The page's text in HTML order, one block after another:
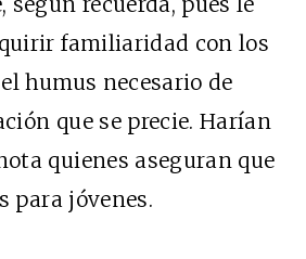
familiaridad con los
humus necesario de
que se precie. Harían
quienes aseguran que
para jóvenes.